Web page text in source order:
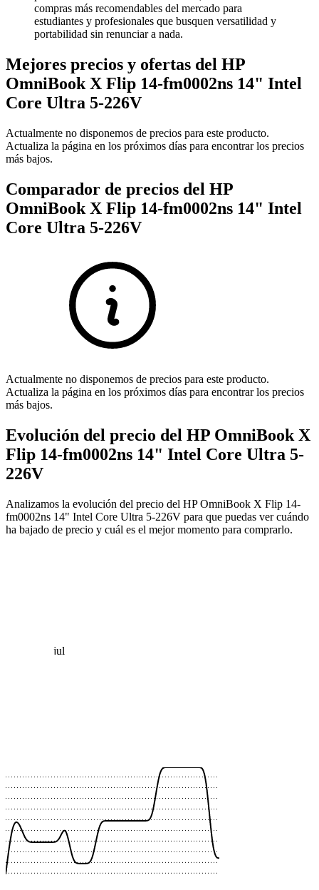
compras más recomendables del mercado para
estudiantes y profesionales que busquen versatilidad y
portabilidad sin renunciar a nada.
Mejores precios y ofertas del HP
OmniBook X Flip 14-fm0002ns 14" Intel
Core Ultra 5-226V
Actualmente no disponemos de precios para este producto.
Actualiza la página en los próximos días para encontrar los precios
más bajos.
Comparador de precios del HP
OmniBook X Flip 14-fm0002ns 14" Intel
Core Ultra 5-226V
Actualmente no disponemos de precios para este producto.
Actualiza la página en los próximos días para encontrar los precios
más bajos.
Evolución del precio del HP OmniBook X
Flip 14-fm0002ns 14" Intel Core Ultra 5-
226V
Analizamos la evolución del precio del HP OmniBook X Flip 14-
fm0002ns 14" Intel Core Ultra 5-226V para que puedas ver cuándo
ha bajado de precio y cuál es el mejor momento para comprarlo.
jul